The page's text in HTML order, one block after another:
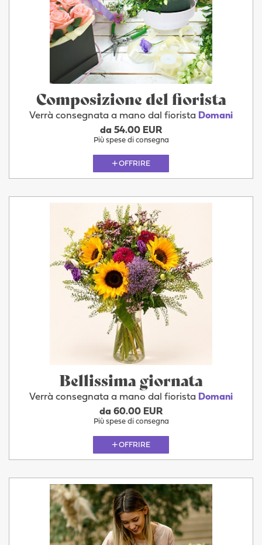
Composizione del fiorista
Verrà consegnata a mano dal fiorista Domani
da 54.00 EUR
Più spese di consegna
OFFRIRE
Bellissima giornata
Verrà consegnata a mano dal fiorista Domani
da 60.00 EUR
Più spese di consegna
OFFRIRE